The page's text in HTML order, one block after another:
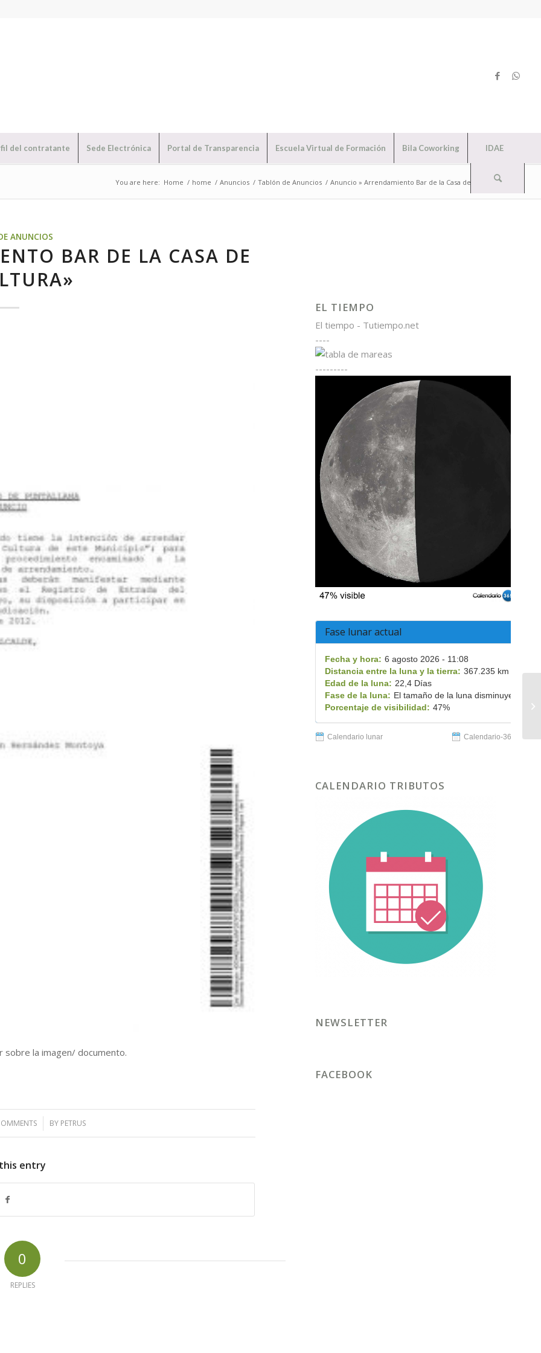
del contratante Sede Electrónica Portal de Transparencia Escuela Virtual de Formación Bila Coworking IDAE
You are here: Home / home / Anuncios / Tablón de Anuncios / Anuncio » Arrendamiento Bar de la Casa de La Cultura»
ANUNCIOS
BAR DE LA CASA DE
sobre la imagen/ documento.
/ BY PETRUS
entry
0
REPLIES
EL TIEMPO
El tiempo - Tutiempo.net
----
---------
Fase lunar actual
Fecha y hora: 6 agosto 2026 - 11:08
Distancia entre la luna y la tierra: 367.235 km
Edad de la luna: 22,4 Días
Fase de la luna: El tamaño de la luna disminuye
Porcentaje de visibilidad: 47%
Calendario lunar Calendario-365.es
CALENDARIO TRIBUTOS
NEWSLETTER
FACEBOOK